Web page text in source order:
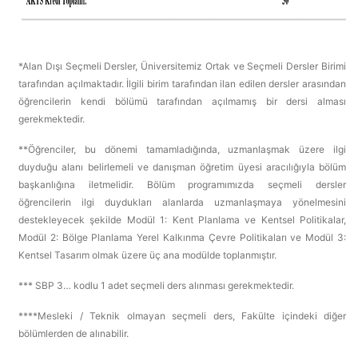
*Alan Dışı Seçmeli Dersler, Üniversitemiz Ortak ve Seçmeli Dersler Birimi
tarafından açılmaktadır. İlgili birim tarafından ilan edilen dersler arasından
öğrencilerin kendi bölümü tarafından açılmamış bir dersi alması
gerekmektedir.
**Öğrenciler, bu dönemi tamamladığında, uzmanlaşmak üzere ilgi
duyduğu alanı belirlemeli ve danışman öğretim üyesi aracılığıyla bölüm
başkanlığına iletmelidir. Bölüm programımızda seçmeli dersler
öğrencilerin ilgi duydukları alanlarda uzmanlaşmaya yönelmesini
destekleyecek şekilde Modül 1: Kent Planlama ve Kentsel Politikalar,
Modül 2: Bölge Planlama Yerel Kalkınma Çevre Politikaları ve Modül 3:
Kentsel Tasarım olmak üzere üç ana modülde toplanmıştır.
*** SBP 3… kodlu 1 adet seçmeli ders alınması gerekmektedir.
****Mesleki / Teknik olmayan seçmeli ders, Fakülte içindeki diğer
bölümlerden de alınabilir.